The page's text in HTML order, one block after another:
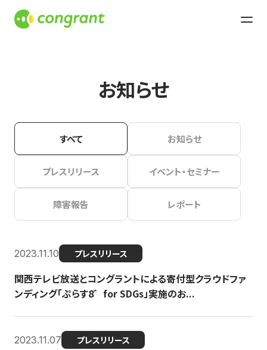
お知らせ
すべて お知らせ
プレスリリース イベント・セミナー
障害報告 レポート
2023.11.10 プレスリリース
関西テレビ放送とコングラントによる寄付型クラウドファ
ンディング「ぷらす8゛for SDGs」実施のお...
2023.11.07 プレスリリース